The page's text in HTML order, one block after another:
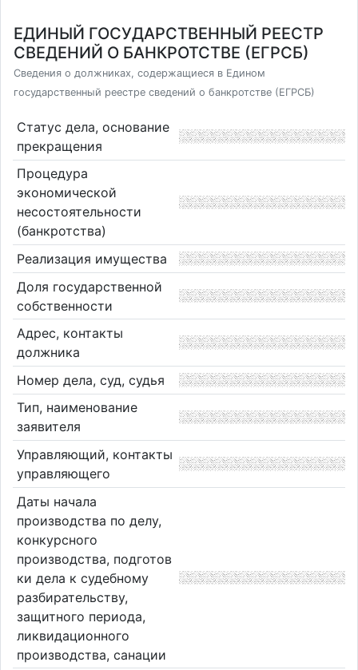
ЕДИНЫЙ ГОСУДАРСТВЕННЫЙ РЕЕСТР
СВЕДЕНИЙ О БАНКРОТСТВЕ (ЕГРСБ)
Сведения о должниках, содержащиеся в Едином
государственный реестре сведений о банкротстве (ЕГРСБ)
Статус дела, основание
прекращения
Процедура
экономической
несостоятельности
(банкротства)
Реализация имущества
Доля государственной
собственности
Адрес, контакты
должника
Номер дела, суд, судья
Тип, наименование
заявителя
Управляющий, контакты
управляющего
Даты начала
производства по делу,
конкурсного
производства, подготов
ки дела к судебному
разбирательству,
защитного периода,
ликвидационного
производства, санации